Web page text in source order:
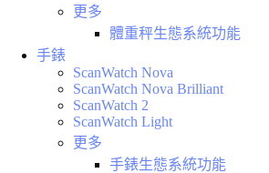
更多
體重秤生態系統功能
手錶
ScanWatch Nova
ScanWatch Nova Brilliant
ScanWatch 2
ScanWatch Light
更多
手錶生態系統功能